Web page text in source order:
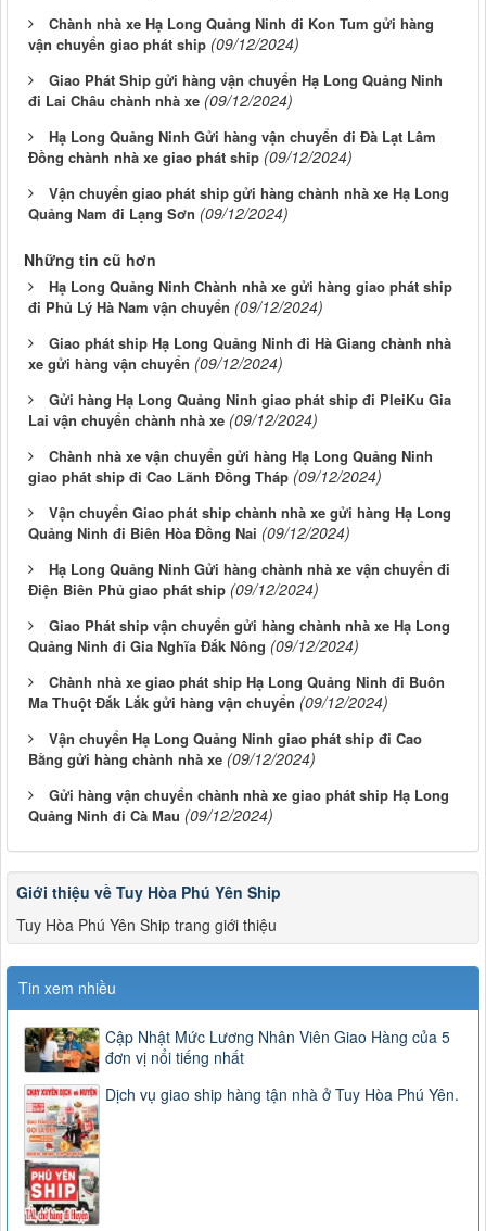
Chành nhà xe Hạ Long Quảng Ninh đi Kon Tum gửi hàng
vận chuyển giao phát ship (09/12/2024)
Giao Phát Ship gửi hàng vận chuyển Hạ Long Quảng Ninh
đi Lai Châu chành nhà xe (09/12/2024)
Hạ Long Quảng Ninh Gửi hàng vận chuyển đi Đà Lạt Lâm
Đồng chành nhà xe giao phát ship (09/12/2024)
Vận chuyển giao phát ship gửi hàng chành nhà xe Hạ Long
Quảng Nam đi Lạng Sơn (09/12/2024)
Những tin cũ hơn
Hạ Long Quảng Ninh Chành nhà xe gửi hàng giao phát ship
đi Phủ Lý Hà Nam vận chuyển (09/12/2024)
Giao phát ship Hạ Long Quảng Ninh đi Hà Giang chành nhà
xe gửi hàng vận chuyển (09/12/2024)
Gửi hàng Hạ Long Quảng Ninh giao phát ship đi PleiKu Gia
Lai vận chuyển chành nhà xe (09/12/2024)
Chành nhà xe vận chuyển gửi hàng Hạ Long Quảng Ninh
giao phát ship đi Cao Lãnh Đồng Tháp (09/12/2024)
Vận chuyển Giao phát ship chành nhà xe gửi hàng Hạ Long
Quảng Ninh đi Biên Hòa Đồng Nai (09/12/2024)
Hạ Long Quảng Ninh Gửi hàng chành nhà xe vận chuyển đi
Điện Biên Phủ giao phát ship (09/12/2024)
Giao Phát ship vận chuyển gửi hàng chành nhà xe Hạ Long
Quảng Ninh đi Gia Nghĩa Đắk Nông (09/12/2024)
Chành nhà xe giao phát ship Hạ Long Quảng Ninh đi Buôn
Ma Thuột Đắk Lắk gửi hàng vận chuyển (09/12/2024)
Vận chuyển Hạ Long Quảng Ninh giao phát ship đi Cao
Bằng gửi hàng chành nhà xe (09/12/2024)
Gửi hàng vận chuyển chành nhà xe giao phát ship Hạ Long
Quảng Ninh đi Cà Mau (09/12/2024)
Giới thiệu về Tuy Hòa Phú Yên Ship
Tuy Hòa Phú Yên Ship trang giới thiệu
Tin xem nhiều
Cập Nhật Mức Lương Nhân Viên Giao Hàng của 5
đơn vị nổi tiếng nhất
Dịch vụ giao ship hàng tận nhà ở Tuy Hòa Phú Yên.